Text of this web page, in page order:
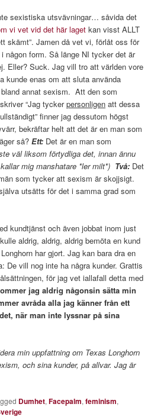
sexistiska utsvävningar… såvida det
vi vet vid det här laget kan visst ALLT
skämt”. Jamen då vet vi, förlåt oss för
någon form. Så länge NI tycker det är
Eller? Suck. Jag vill tro att världen vore
kunde enas om att sluta använda
bland annat sexism. Att den som
“Jag tyckerpersonligen att dessa
finner jag dessutom högst
bekräftar helt att det är en man som
så?Ett: Det är en man som
väl liksom förtydliga det, innan ännu
mig manshatare *ler milt*) Två: Det
som tycker att sexism är skojjsigt.
utsätts för det i samma grad som
kundtjänst och även jobbat inom just
aldrig, aldrig, aldrig bemöta en kund
har gjort. Jag kan bara dra en
De vill nog inte ha några kunder. Grattis
för jag vet iallafall detta med
jag aldrig någonsin sätta min
avråda alla jag känner från ett
när man inte lyssnar på sina
min uppfattning om Texas Longhorn
och sina kunder, på allvar. Jag är
Dumhet,Facepalm,feminism,